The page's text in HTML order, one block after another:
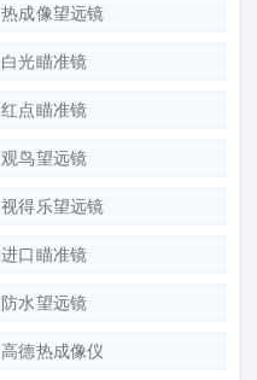
热成像望远镜
白光瞄准镜
红点瞄准镜
观鸟望远镜
视得乐望远镜
进口瞄准镜
防水望远镜
高德热成像仪